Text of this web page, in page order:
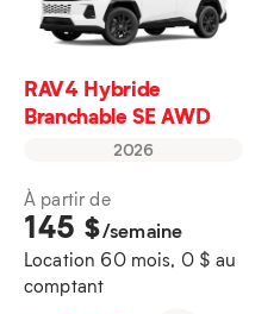
RAV4 Hybride
Branchable SE AWD
2026
À partir de
145 $/semaine
Location 60 mois, 0 $ au
comptant